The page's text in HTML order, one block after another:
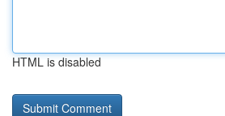
HTML is disabled